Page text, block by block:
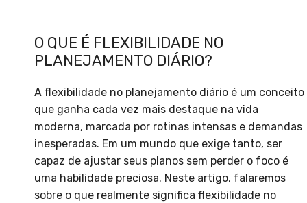
O QUE É FLEXIBILIDADE NO
PLANEJAMENTO DIÁRIO?
A flexibilidade no planejamento diário é um conceito
que ganha cada vez mais destaque na vida
moderna, marcada por rotinas intensas e demandas
inesperadas. Em um mundo que exige tanto, ser
capaz de ajustar seus planos sem perder o foco é
uma habilidade preciosa. Neste artigo, falaremos
sobre o que realmente significa flexibilidade no